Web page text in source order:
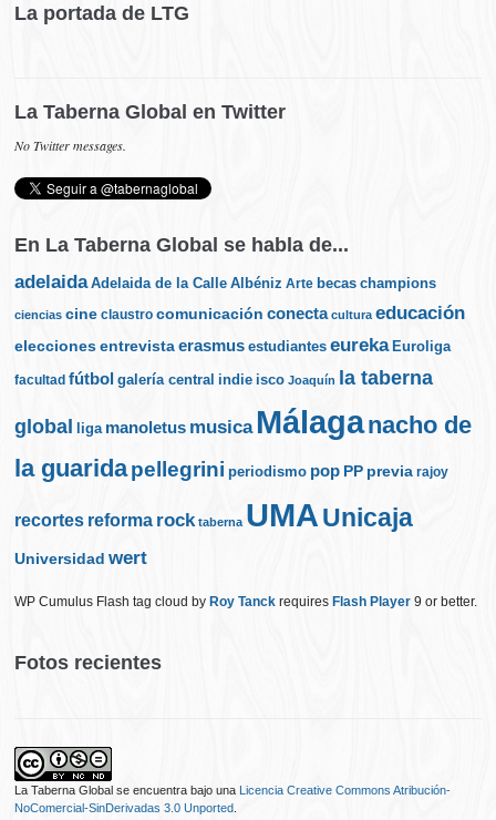
La portada de LTG
La Taberna Global en Twitter
No Twitter messages.
En La Taberna Global se habla de...
adelaida Adelaida de la Calle Albéniz Arte becas champions
ciencias cine claustro comunicación conecta cultura educación
elecciones entrevista erasmus estudiantes eureka Euroliga
facultad fútbol galería central indie isco Joaquín la taberna
global liga manoletus musica Málaganacho de
la guaridapellegrini periodismo pop PP previa rajoy
recortes reforma rock taberna UMA Unicaja
Universidad wert
WP Cumulus Flash tag cloud by Roy Tanck requires Flash Player 9 or better.
Fotos recientes
La Taberna Global se encuentra bajo unaLicencia Creative Commons Atribución-
NoComercial-SinDerivadas 3.0 Unported